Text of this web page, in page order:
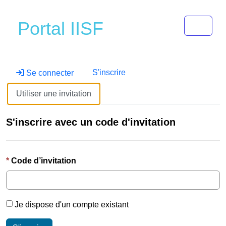
Portal IISF
Se connecter S'inscrire
Utiliser une invitation
S'inscrire avec un code d'invitation
Code d’invitation
Je dispose d'un compte existant